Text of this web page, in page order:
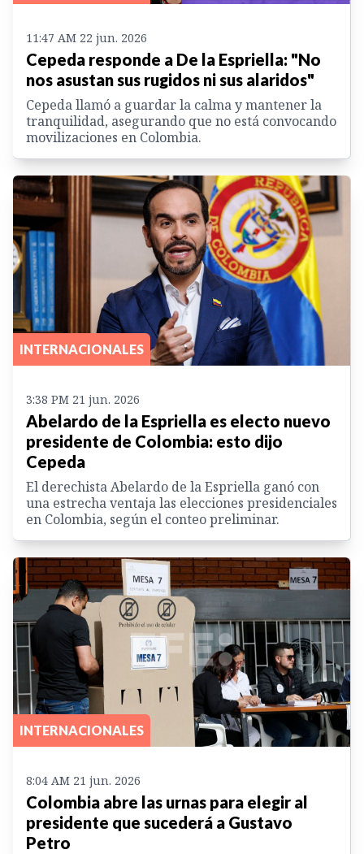
11:47 AM 22 jun. 2026
Cepeda responde a De la Espriella: "No
nos asustan sus rugidos ni sus alaridos"
Cepeda llamó a guardar la calma y mantener la
tranquilidad, asegurando que no está convocando
movilizaciones en Colombia.
INTERNACIONALES
3:38 PM 21 jun. 2026
Abelardo de la Espriella es electo nuevo
presidente de Colombia: esto dijo
Cepeda
El derechista Abelardo de la Espriella ganó con
una estrecha ventaja las elecciones presidenciales
en Colombia, según el conteo preliminar.
INTERNACIONALES
8:04 AM 21 jun. 2026
Colombia abre las urnas para elegir al
presidente que sucederá a Gustavo
Petro